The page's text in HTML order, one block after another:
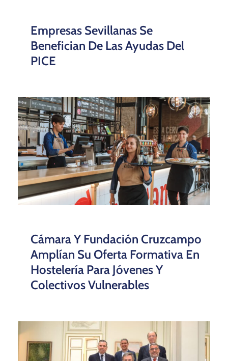
Empresas Sevillanas Se
Benefician De Las Ayudas Del
PICE
Cámara Y Fundación Cruzcampo
Amplían Su Oferta Formativa En
Hostelería Para Jóvenes Y
Colectivos Vulnerables